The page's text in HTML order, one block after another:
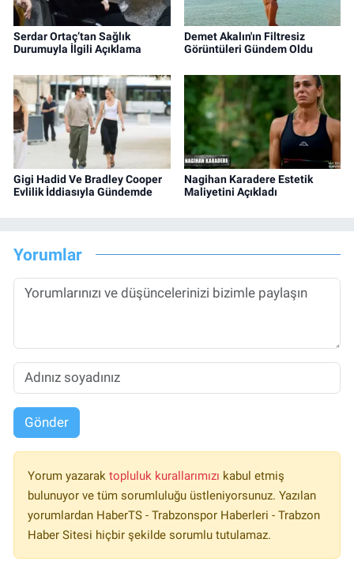
Serdar Ortaç’tan Sağlık
Durumuyla İlgili Açıklama
Demet Akalın'ın Filtresiz
Görüntüleri Gündem Oldu
Gigi Hadid Ve Bradley Cooper
Evlilik İddiasıyla Gündemde
Nagihan Karadere Estetik
Maliyetini Açıkladı
Yorumlar
Gönder
Yorum yazarak topluluk kurallarımızı kabul etmiş
bulunuyor ve tüm sorumluluğu üstleniyorsunuz. Yazılan
yorumlardan HaberTS - Trabzonspor Haberleri - Trabzon
Haber Sitesi hiçbir şekilde sorumlu tutulamaz.